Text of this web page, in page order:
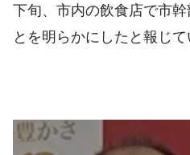
下旬、市内の飲食店で市
とを明らかにしたと報じて